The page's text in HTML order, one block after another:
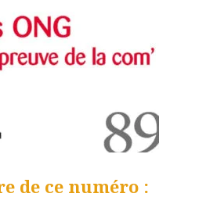
de ce numéro :